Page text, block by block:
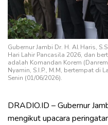
Gubernur Jambi Dr. H. Al Haris,
Hari Lahir Pancasila 2026, dan
adalah Komandan Korem
Nyamin, S.I.P., M.M, bertempat di
Senin (01/06/2026).
DRADIO.ID – Gubernur
mengikut upacara